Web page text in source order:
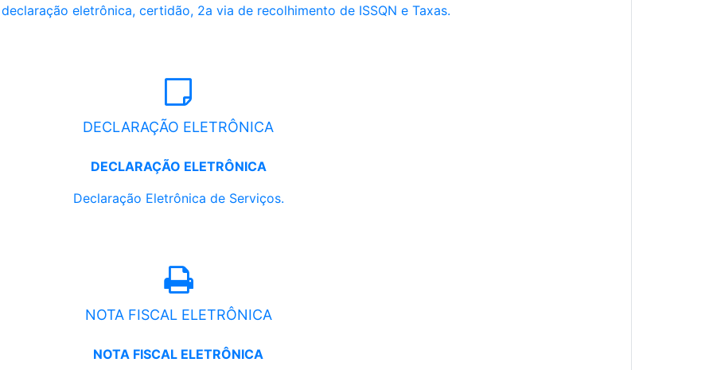
eletrônica, certidão, 2a via de recolhimento de ISSQN e Taxas.
DECLARAÇÃO ELETRÔNICA
DECLARAÇÃO ELETRÔNICA
Declaração Eletrônica de Serviços.
NOTA FISCAL ELETRÔNICA
NOTA FISCAL ELETRÔNICA